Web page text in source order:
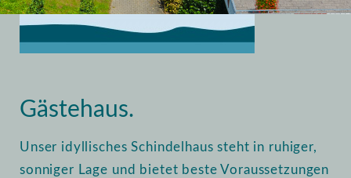
Gästehaus.
Unser idyllisches Schindelhaus steht in ruhiger,
sonniger Lage und bietet beste Voraussetzungen